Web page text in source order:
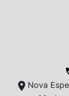
location_on Nova